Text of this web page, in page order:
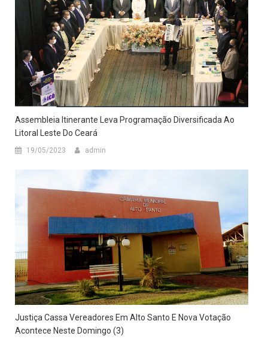
Assembleia Itinerante Leva Programação Diversificada Ao
Litoral Leste Do Ceará
19/05/2023 admin
Justiça Cassa Vereadores Em Alto Santo E Nova Votação
Acontece Neste Domingo (3)